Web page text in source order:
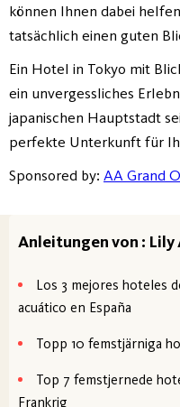
können Ihnen dabei
tatsächlich einen guten
Ein Hotel in Tokyo mit
ein unvergessliches
japanischen Hauptstadt
perfekte Unterkunft für
Sponsored by: AA Grand
Anleitungen von : Lily
Los 3 mejores hoteles
acuático en España
Topp 10 femstjärniga
Top 7 femstjernede
Frankrig